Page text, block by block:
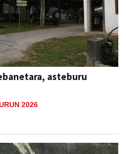
asteburu
2026